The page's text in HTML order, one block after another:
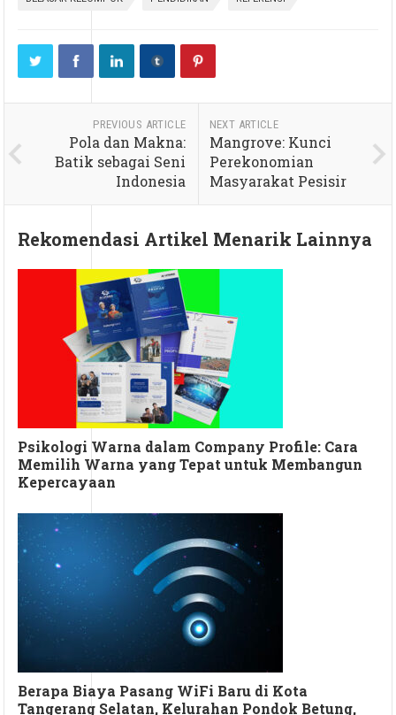
PREVIOUS ARTICLE
Pola dan Makna:
Batik sebagai Seni
Indonesia
NEXT ARTICLE
Mangrove: Kunci
Perekonomian
Masyarakat Pesisir
Rekomendasi Artikel Menarik Lainnya
Psikologi Warna dalam Company Profile: Cara
Memilih Warna yang Tepat untuk Membangun
Kepercayaan
Berapa Biaya Pasang WiFi Baru di Kota
Tangerang Selatan, Kelurahan Pondok Betung,